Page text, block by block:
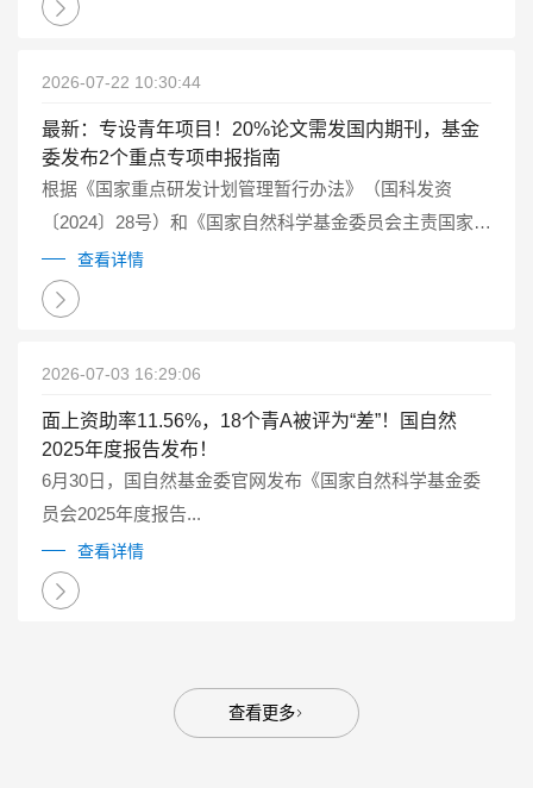
生）（以下简称博士生项目）...
2026-07-22 10:30:44
最新：专设青年项目！20%论文需发国内期刊，基金
委发布2个重点专项申报指南
根据《国家重点研发计划管理暂行办法》（国科发资
〔2024〕28号）和《国家自然科学基金委员会主责国家重
点研发计划重点专项管理实施细则（试行）》（国科金发
计〔2025〕1号）有关要求...
查看详情
2026-07-03 16:29:06
面上资助率11.56%，18个青A被评为“差”！国自然
2025年度报告发布！
6月30日，国自然基金委官网发布《国家自然科学基金委
员会2025年度报告...
查看详情
查看更多